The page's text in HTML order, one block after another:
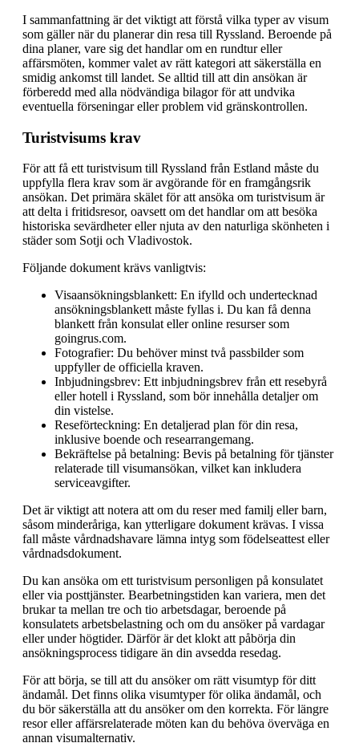
I sammanfattning är det viktigt att förstå vilka typer av visum
som gäller när du planerar din resa till Ryssland. Beroende på
dina planer, vare sig det handlar om en rundtur eller
affärsmöten, kommer valet av rätt kategori att säkerställa en
smidig ankomst till landet. Se alltid till att din ansökan är
förberedd med alla nödvändiga bilagor för att undvika
eventuella förseningar eller problem vid gränskontrollen.
Turistvisums krav
För att få ett turistvisum till Ryssland från Estland måste du
uppfylla flera krav som är avgörande för en framgångsrik
ansökan. Det primära skälet för att ansöka om turistvisum är
att delta i fritidsresor, oavsett om det handlar om att besöka
historiska sevärdheter eller njuta av den naturliga skönheten i
städer som Sotji och Vladivostok.
Följande dokument krävs vanligtvis:
Visaansökningsblankett: En ifylld och undertecknad
ansökningsblankett måste fyllas i. Du kan få denna
blankett från konsulat eller online resurser som
goingrus.com.
Fotografier: Du behöver minst två passbilder som
uppfyller de officiella kraven.
Inbjudningsbrev: Ett inbjudningsbrev från ett resebyrå
eller hotell i Ryssland, som bör innehålla detaljer om
din vistelse.
Reseförteckning: En detaljerad plan för din resa,
inklusive boende och researrangemang.
Bekräftelse på betalning: Bevis på betalning för tjänster
relaterade till visumansökan, vilket kan inkludera
serviceavgifter.
Det är viktigt att notera att om du reser med familj eller barn,
såsom minderåriga, kan ytterligare dokument krävas. I vissa
fall måste vårdnadshavare lämna intyg som födelseattest eller
vårdnadsdokument.
Du kan ansöka om ett turistvisum personligen på konsulatet
eller via posttjänster. Bearbetningstiden kan variera, men det
brukar ta mellan tre och tio arbetsdagar, beroende på
konsulatets arbetsbelastning och om du ansöker på vardagar
eller under högtider. Därför är det klokt att påbörja din
ansökningsprocess tidigare än din avsedda resedag.
För att börja, se till att du ansöker om rätt visumtyp för ditt
ändamål. Det finns olika visumtyper för olika ändamål, och
du bör säkerställa att du ansöker om den korrekta. För längre
resor eller affärsrelaterade möten kan du behöva överväga en
annan visumalternativ.